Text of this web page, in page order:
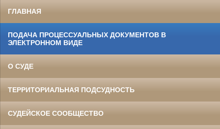
ГЛАВНАЯ
ПОДАЧА ПРОЦЕССУАЛЬНЫХ ДОКУМЕНТОВ В
ЭЛЕКТРОННОМ ВИДЕ
О СУДЕ
ТЕРРИТОРИАЛЬНАЯ ПОДСУДНОСТЬ
СУДЕЙСКОЕ СООБЩЕСТВО